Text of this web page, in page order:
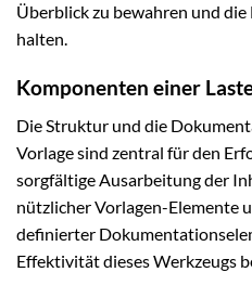
Überblick zu bewahren und
halten.
Komponenten einer
Die Struktur und die
Vorlage sind zentral für den
sorgfältige Ausarbeitung der
nützlicher Vorlagen-Elemente
definierter
Effektivität dieses Werkzeugs